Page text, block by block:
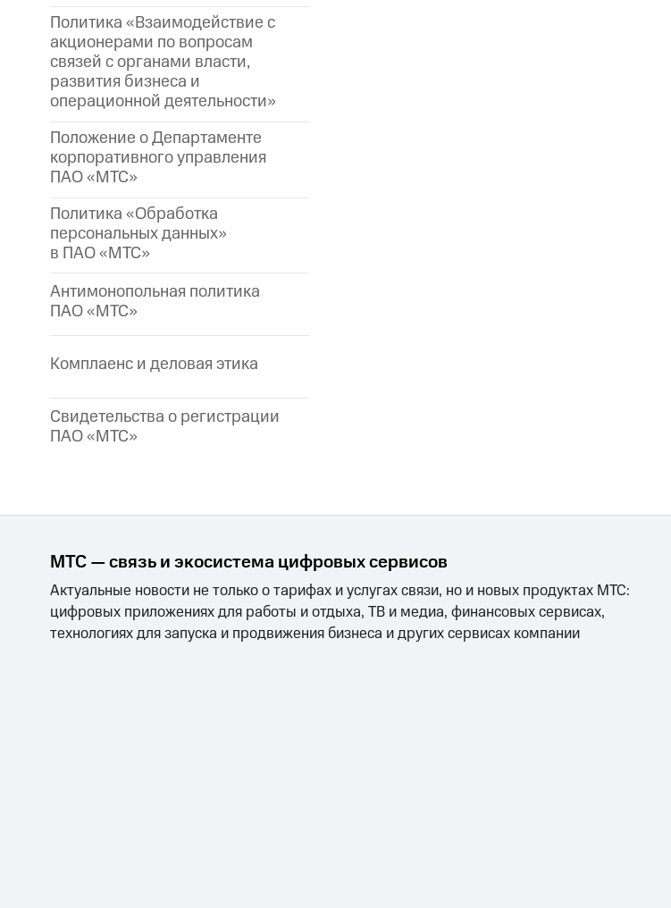
Политика «Взаимодействие с
акционерами по вопросам
связей с органами власти,
развития бизнеса и
операционной деятельности»
Положение о Департаменте
корпоративного управления
ПАО «МТС»
Политика «Обработка
персональных данных»
в ПАО «МТС»
Антимонопольная политика
ПАО «МТС»
Комплаенс и деловая этика
Свидетельства о регистрации
ПАО «МТС»
МТС — связь и экосистема цифровых сервисов
Актуальные новости не только о тарифах и услугах связи, но и новых продуктах МТС:
цифровых приложениях для работы и отдыха, ТВ и медиа, финансовых сервисах,
технологиях для запуска и продвижения бизнеса и других сервисах компании